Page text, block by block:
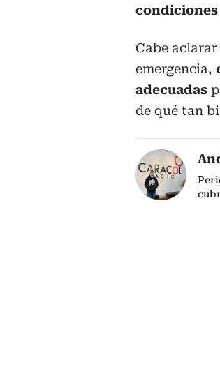
condiciones
Cabe
emergencia,
adecuadas
de qué tan